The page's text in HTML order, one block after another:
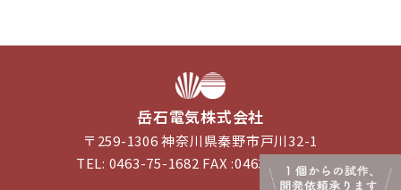
PAGE TOP
岳石電気株式会社
〒259-1306 神奈川県秦野市戸川32-1
TEL: 0463-75-1682 FAX :0463-75-4188